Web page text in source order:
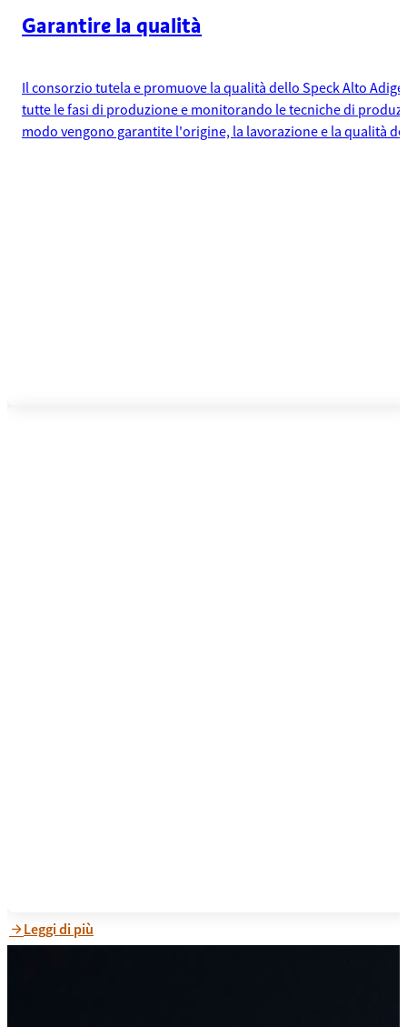
Garantire la qualità
Il consorzio tutela e promuove la qualità dello Speck Alto
tutte le fasi di produzione e monitorando le tecniche di
modo vengono garantite l'origine, la lavorazione e la qualità
Leggi di più